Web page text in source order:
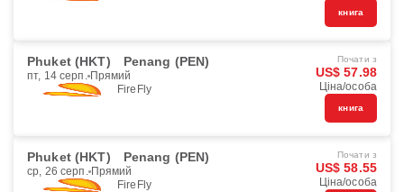
книга
Phuket (HKT) Penang (PEN)
пт, 14 серп. Прямий
FireFly
Почати з
US$ 57.98
Ціна/особа
книга
Phuket (HKT) Penang (PEN)
ср, 26 серп. Прямий
FireFly
Почати з
US$ 58.55
Ціна/особа